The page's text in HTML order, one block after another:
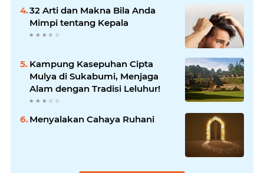
32 Arti dan Makna Bila Anda
Mimpi tentang Kepala
Kampung Kasepuhan Cipta
Mulya di Sukabumi, Menjaga
Alam dengan Tradisi Leluhur!
Menyalakan Cahaya Ruhani